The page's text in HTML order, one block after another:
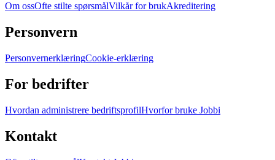
Om ossOfte stilte spørsmålVilkår for brukAkreditering
Personvern
PersonvernerklæringCookie-erklæring
For bedrifter
Hvordan administrere bedriftsprofilHvorfor bruke Jobbi
Kontakt